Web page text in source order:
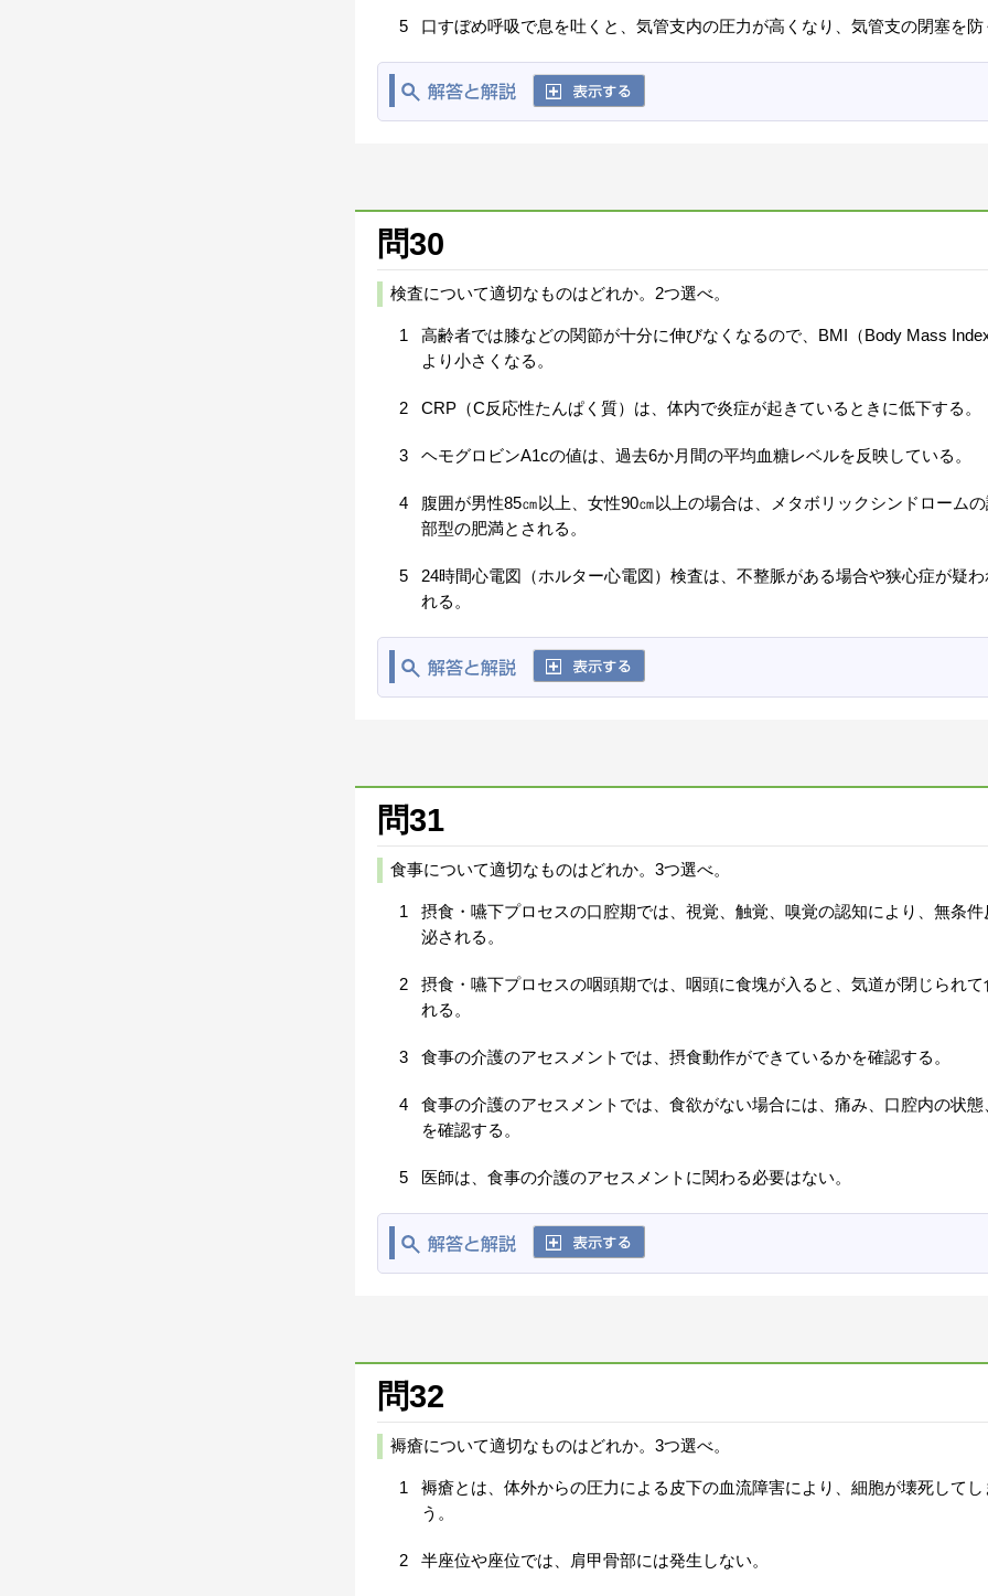
5 口すぼめ呼吸で息を吐くと、気管支内の圧力が高くなり、気管支の閉塞を防
問30
検査について適切なものはどれか。2つ選べ。
1
高齢者では膝などの関節が十分に伸びなくなるので、BMI（Body Mass
より小さくなる。
2 CRP（C反応性たんぱく質）は、体内で炎症が起きているときに低下する。
3 ヘモグロビンA1cの値は、過去6か月間の平均血糖レベルを反映している。
4
腹囲が男性85㎝以上、女性90㎝以上の場合は、メタボリックシンドローム
部型の肥満とされる。
5
24時間心電図（ホルター心電図）検査は、不整脈がある場合や狭心症が疑
れる。
問31
食事について適切なものはどれか。3つ選べ。
1
摂食・嚥下プロセスの口腔期では、視覚、触覚、嗅覚の認知により、無条
泌される。
2
摂食・嚥下プロセスの咽頭期では、咽頭に食塊が入ると、気道が閉じられて
れる。
3 食事の介護のアセスメントでは、摂食動作ができているかを確認する。
4
食事の介護のアセスメントでは、食欲がない場合には、痛み、口腔内の状
を確認する。
5 医師は、食事の介護のアセスメントに関わる必要はない。
問32
褥瘡について適切なものはどれか。3つ選べ。
1
褥瘡とは、体外からの圧力による皮下の血流障害により、細胞が壊死してし
う。
2 半座位や座位では、肩甲骨部には発生しない。